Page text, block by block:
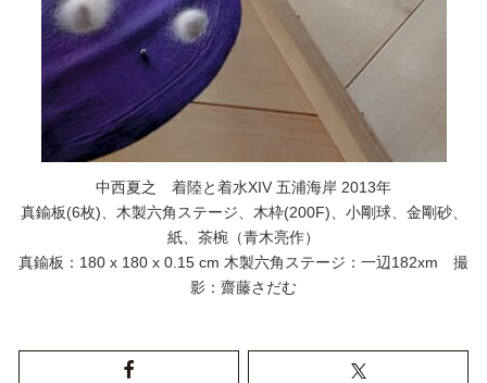
中西夏之 着陸と着水XIV 五浦海岸 2013年
真鍮板(6枚)、木製六角ステージ、木枠(200F)、小剛球、金剛砂、
紙、茶椀（青木亮作）
真鍮板：180 x 180 x 0.15 cm 木製六角ステージ：一辺182xm 撮
影：齋藤さだむ